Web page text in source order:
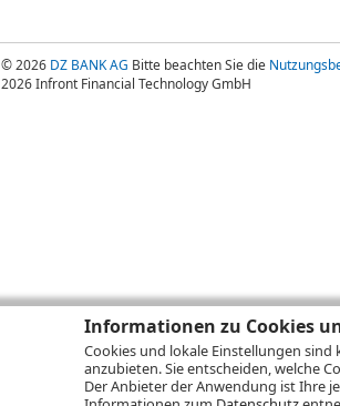
Informationen zu Cookies
Cookies und lokale Einstellungen
anzubieten. Sie entscheiden, welche
Der Anbieter der Anwendung ist Ihre
© 2026 DZ BANK AG Bitte beachten Sie die
2026 Infront Financial Technology GmbH